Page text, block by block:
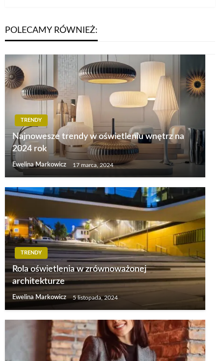
POLECAMY RÓWNIEŻ:
TRENDY
Najnowesze trendy w oświetleniu wnętrz na
2024 rok
Ewelina Markowicz 17 marca, 2024
TRENDY
Rola oświetlenia w zrównoważonej
architekturze
Ewelina Markowicz 5 listopada, 2024